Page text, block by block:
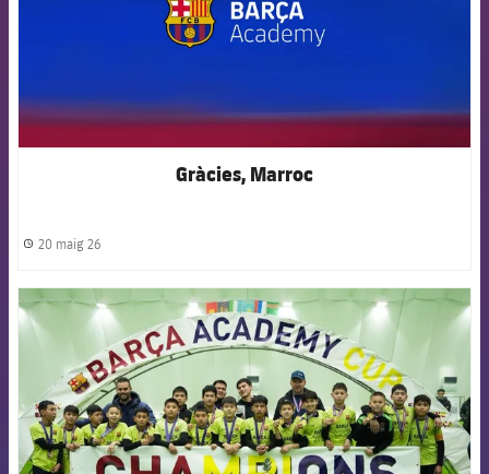
Gràcies, Marroc
label.share.clock
20 maig 26
FCB Barcelona badge